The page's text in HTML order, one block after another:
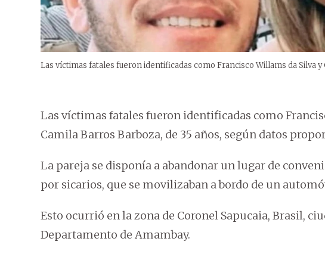
Las víctimas fatales fueron identificadas como Francisco Willams da Silva y
Las víctimas fatales fueron identificadas como
Camila Barros Barboza, de 35 años, según datos
La pareja se disponía a abandonar un lugar de
por sicarios, que se movilizaban a bordo de un
Esto ocurrió en la zona de Coronel Sapucaia, Brasil,
Departamento de Amambay.